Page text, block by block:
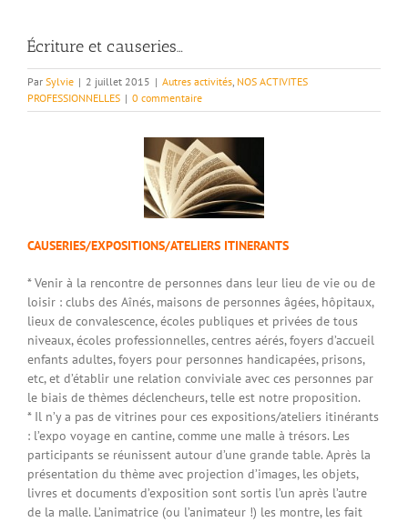
Écriture et causeries…
Par Sylvie | 2 juillet 2015 | Autres activités, NOS ACTIVITES
PROFESSIONNELLES | 0 commentaire
CAUSERIES/EXPOSITIONS/ATELIERS ITINERANTS
* Venir à la rencontre de personnes dans leur lieu de vie ou de
loisir : clubs des Aînés, maisons de personnes âgées, hôpitaux,
lieux de convalescence, écoles publiques et privées de tous
niveaux, écoles professionnelles, centres aérés, foyers d’accueil
enfants adultes, foyers pour personnes handicapées, prisons,
etc, et d’établir une relation conviviale avec ces personnes par
le biais de thèmes déclencheurs, telle est notre proposition.
* Il n’y a pas de vitrines pour ces expositions/ateliers itinérants
: l’expo voyage en cantine, comme une malle à trésors. Les
participants se réunissent autour d’une grande table. Après la
présentation du thème avec projection d’images, les objets,
livres et documents d’exposition sont sortis l’un après l’autre
de la malle. L’animatrice (ou l’animateur !) les montre, les fait